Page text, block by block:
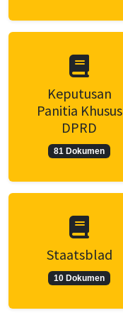
Keputusan
Panitia Khusus
DPRD
81 Dokumen
Staatsblad
10 Dokumen